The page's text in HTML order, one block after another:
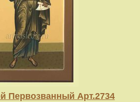
Первозванный Арт.2734